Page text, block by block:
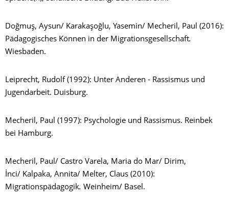
Doğmuş, Aysun/ Karakaşoğlu, Yasemin/ Mecheril, Paul (2016):
Pädagogisches Können in der Migrationsgesellschaft.
Wiesbaden.
Leiprecht, Rudolf (1992): Unter Anderen - Rassismus und
Jugendarbeit. Duisburg.
Mecheril, Paul (1997): Psychologie und Rassismus. Reinbek
bei Hamburg.
Mecheril, Paul/ Castro Varela, Maria do Mar/ Dirim,
İnci/ Kalpaka, Annita/ Melter, Claus (2010):
Migrationspädagogik. Weinheim/ Basel.